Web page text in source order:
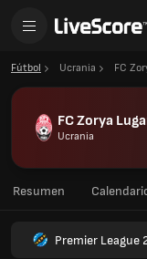
Fútbol Ucrania FC
FC Zorya
Ucrania
Resumen
Premier League